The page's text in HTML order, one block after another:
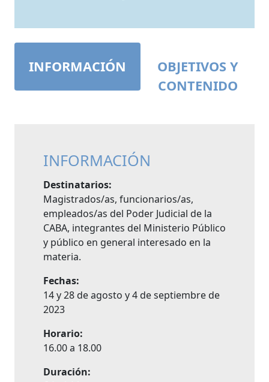
INFORMACIÓN
OBJETIVOS Y
CONTENIDO
INFORMACIÓN
Destinatarios:
Magistrados/as, funcionarios/as,
empleados/as del Poder Judicial de la
CABA, integrantes del Ministerio Público
y público en general interesado en la
materia.
Fechas:
14 y 28 de agosto y 4 de septiembre de
2023
Horario:
16.00 a 18.00
Duración: